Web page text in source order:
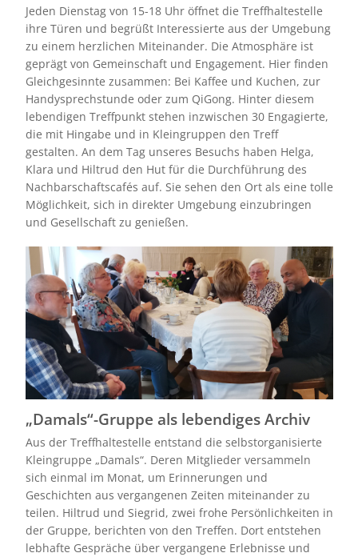
Jeden Dienstag von 15-18 Uhr öffnet die Treffhaltestelle
ihre Türen und begrüßt Interessierte aus der Umgebung
zu einem herzlichen Miteinander. Die Atmosphäre ist
geprägt von Gemeinschaft und Engagement. Hier finden
Gleichgesinnte zusammen: Bei Kaffee und Kuchen, zur
Handysprechstunde oder zum QiGong. Hinter diesem
lebendigen Treffpunkt stehen inzwischen 30 Engagierte,
die mit Hingabe und in Kleingruppen den Treff
gestalten. An dem Tag unseres Besuchs haben Helga,
Klara und Hiltrud den Hut für die Durchführung des
Nachbarschaftscafés auf. Sie sehen den Ort als eine tolle
Möglichkeit, sich in direkter Umgebung einzubringen
und Gesellschaft zu genießen.
Bild
„Damals“-Gruppe als lebendiges Archiv
Aus der Treffhaltestelle entstand die selbstorganisierte
Kleingruppe „Damals“. Deren Mitglieder versammeln
sich einmal im Monat, um Erinnerungen und
Geschichten aus vergangenen Zeiten miteinander zu
teilen. Hiltrud und Siegrid, zwei frohe Persönlichkeiten in
der Gruppe, berichten von den Treffen. Dort entstehen
lebhafte Gespräche über vergangene Erlebnisse und